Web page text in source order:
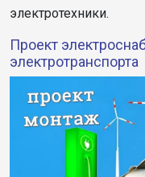
электротехники.
Проект
электротранспорта